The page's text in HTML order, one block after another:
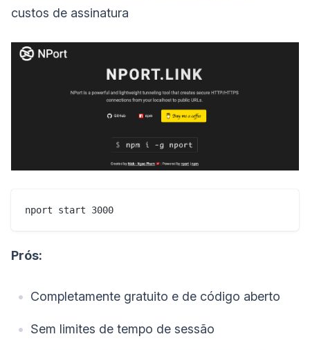
custos de assinatura
Prós:
Completamente gratuito e de código aberto
Sem limites de tempo de sessão